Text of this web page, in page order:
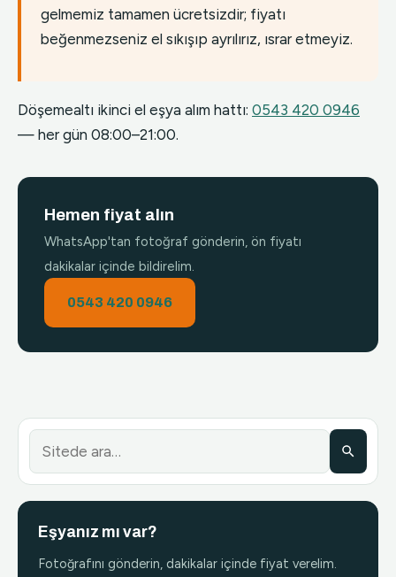
gelmemiz tamamen ücretsizdir; fiyatı
beğenmezseniz el sıkışıp ayrılırız, ısrar etmeyiz.
Döşemealtı ikinci el eşya alım hattı: 0543 420 0946
— her gün 08:00–21:00.
Hemen fiyat alın
WhatsApp'tan fotoğraf gönderin, ön fiyatı
dakikalar içinde bildirelim.
0543 420 0946
Eşyanız mı var?
Fotoğrafını gönderin, dakikalar içinde fiyat verelim.